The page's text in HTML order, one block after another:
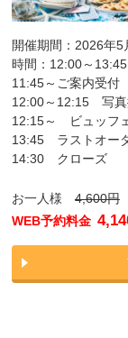
開催期間：2026年
時間：12:00～13:45
11:45～ご案内受付
12:00～12:15 写真
12:15～ ビュッフ
13:45 ラストオー
14:30 クローズ
お一人様4,600円
WEB予約料金